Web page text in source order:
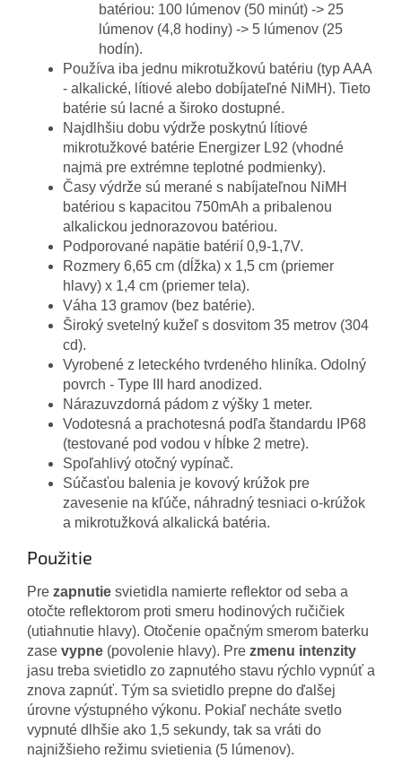
batériou: 100 lúmenov (50 minút) -> 25
lúmenov (4,8 hodiny) -> 5 lúmenov (25
hodín).
Používa iba jednu mikrotužkovú batériu (typ AAA
- alkalické, lítiové alebo dobíjateľné NiMH). Tieto
batérie sú lacné a široko dostupné.
Najdlhšiu dobu výdrže poskytnú lítiové
mikrotužkové batérie Energizer L92 (vhodné
najmä pre extrémne teplotné podmienky).
Časy výdrže sú merané s nabíjateľnou NiMH
batériou s kapacitou 750mAh a pribalenou
alkalickou jednorazovou batériou.
Podporované napätie batérií 0,9-1,7V.
Rozmery 6,65 cm (dĺžka) x 1,5 cm (priemer
hlavy) x 1,4 cm (priemer tela).
Váha 13 gramov (bez batérie).
Široký svetelný kužeľ s dosvitom 35 metrov (304
cd).
Vyrobené z leteckého tvrdeného hliníka. Odolný
povrch - Type III hard anodized.
Nárazuvzdorná pádom z výšky 1 meter.
Vodotesná a prachotesná podľa štandardu IP68
(testované pod vodou v hĺbke 2 metre).
Spoľahlivý otočný vypínač.
Súčasťou balenia je kovový krúžok pre
zavesenie na kľúče, náhradný tesniaci o-krúžok
a mikrotužková alkalická batéria.
Použitie
Pre zapnutie svietidla namierte reflektor od seba a
otočte reflektorom proti smeru hodinových ručičiek
(utiahnutie hlavy). Otočenie opačným smerom baterku
zase vypne (povolenie hlavy). Pre zmenu intenzity
jasu treba svietidlo zo zapnutého stavu rýchlo vypnúť a
znova zapnúť. Tým sa svietidlo prepne do ďalšej
úrovne výstupného výkonu. Pokiaľ necháte svetlo
vypnuté dlhšie ako 1,5 sekundy, tak sa vráti do
najnižšieho režimu svietienia (5 lúmenov).